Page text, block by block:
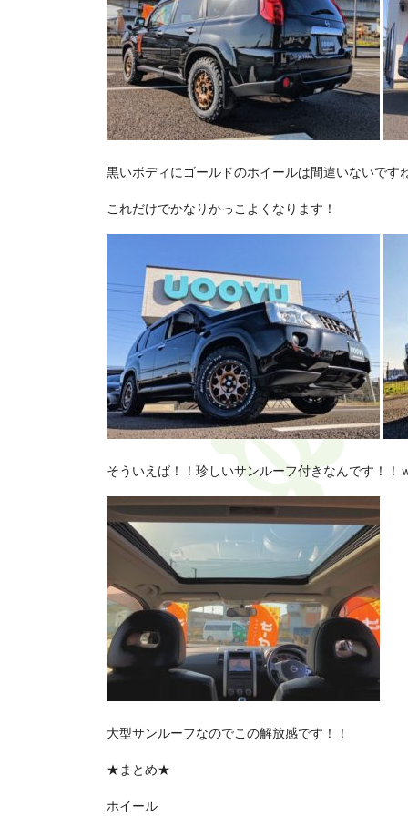
黒いボディにゴールドのホイールは間違いないです
これだけでかなりかっこよくなります！
そういえば！！珍しいサンルーフ付きなんです！！
大型サンルーフなのでこの解放感です！！
★まとめ★
ホイール